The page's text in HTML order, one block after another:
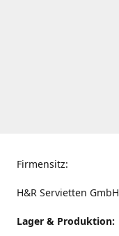
Firmensitz:
H&R Servietten
Lager & Produktion: